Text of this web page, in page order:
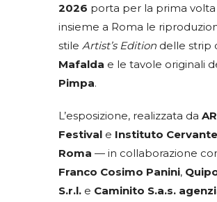
2026 porta per la prima volta
insieme a Roma le
stile Artist’s Edition delle strip
Mafalda e le tavole originali
Pimpa.
L’esposizione, realizzata da
Festival e Instituto
Roma — in collaborazione
Franco Cosimo Panini,
S.r.l. e Caminito S.a.s.